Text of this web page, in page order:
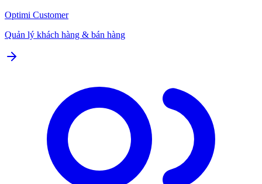
Optimi Customer
Quản lý khách hàng & bán hàng